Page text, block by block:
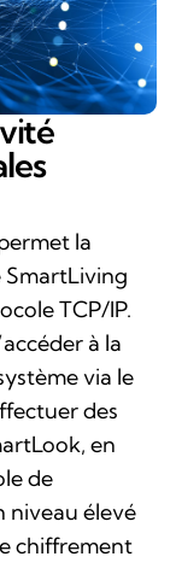
la
SmartLiving
TCP/IP.
à la
via le
des
en
de
élevé
chiffrement